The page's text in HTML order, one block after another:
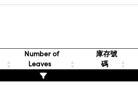
Number of
Leaves
庫存號
碼